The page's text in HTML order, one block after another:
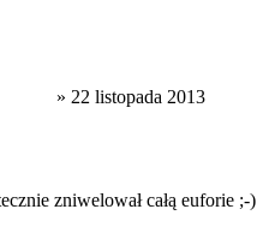
» 22 listopada 2013
zniwelował całą euforie ;-)